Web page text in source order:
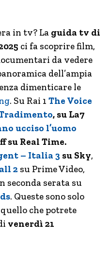
in tv? La guida tv di
ci fa scoprire film,
da vedere
dell’ampia
dimenticare le
. Su Rai 1 The Voice
, su La7
ucciso l’uomo
su Real Time.
– Italia 3 su Sky,
2 su Prime Video,
seconda serata su
. Queste sono solo
che potrete
venerdì 21